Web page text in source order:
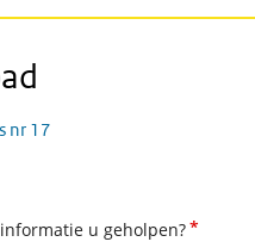
nr 17
u geholpen?*